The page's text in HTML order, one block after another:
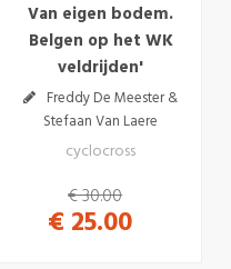
Van eigen bodem.
Belgen op het WK
veldrijden'
Freddy De Meester &
Stefaan Van Laere
cyclocross
€ 30.00
€ 25.00